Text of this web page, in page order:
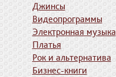
Джинсы
Видеопрограммы
Электронная музыка
Платья
Рок и альтернатива
Бизнес-книги